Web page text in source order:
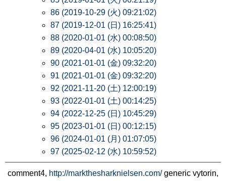
86 (2019-10-29 (火) 09:21:02)
87 (2019-12-01 (日) 16:25:41)
88 (2020-01-01 (水) 00:08:50)
89 (2020-04-01 (水) 10:05:20)
90 (2021-01-01 (金) 09:32:20)
91 (2021-01-01 (金) 09:32:20)
92 (2021-11-20 (土) 12:00:19)
93 (2022-01-01 (土) 00:14:25)
94 (2022-12-25 (日) 10:45:29)
95 (2023-01-01 (日) 00:12:15)
96 (2024-01-01 (月) 01:07:05)
97 (2025-02-12 (水) 10:59:52)
comment4, http://markthesharknielsen.com/generic vytorin,